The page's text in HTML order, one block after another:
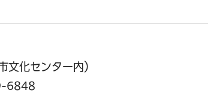
化センター内）
6848